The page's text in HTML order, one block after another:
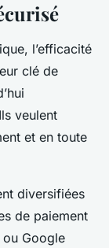
l’efficacité
clé de
veulent
et en toute
diversifiées
de paiement
Google